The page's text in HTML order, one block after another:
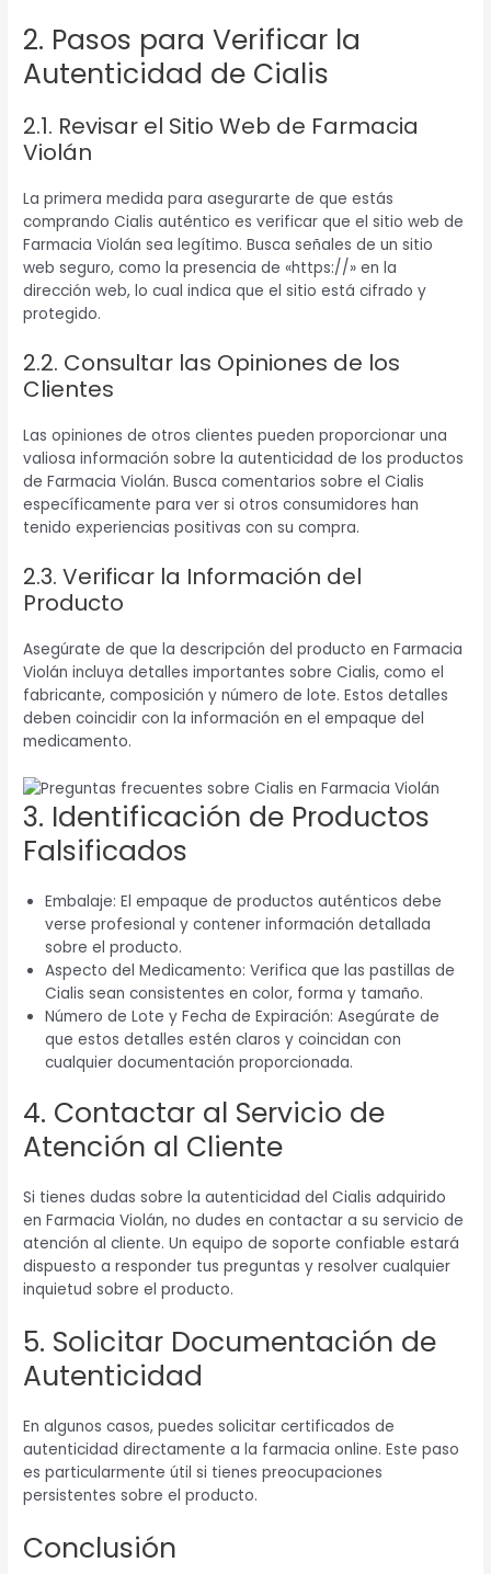
2. Pasos para Verificar la
Autenticidad de Cialis
2.1. Revisar el Sitio Web de Farmacia
Violán
La primera medida para asegurarte de que estás
comprando Cialis auténtico es verificar que el sitio web de
Farmacia Violán sea legítimo. Busca señales de un sitio
web seguro, como la presencia de «https://» en la
dirección web, lo cual indica que el sitio está cifrado y
protegido.
2.2. Consultar las Opiniones de los
Clientes
Las opiniones de otros clientes pueden proporcionar una
valiosa información sobre la autenticidad de los productos
de Farmacia Violán. Busca comentarios sobre el Cialis
específicamente para ver si otros consumidores han
tenido experiencias positivas con su compra.
2.3. Verificar la Información del
Producto
Asegúrate de que la descripción del producto en Farmacia
Violán incluya detalles importantes sobre Cialis, como el
fabricante, composición y número de lote. Estos detalles
deben coincidir con la información en el empaque del
medicamento.
3. Identificación de Productos
Falsificados
Embalaje: El empaque de productos auténticos debe
verse profesional y contener información detallada
sobre el producto.
Aspecto del Medicamento: Verifica que las pastillas de
Cialis sean consistentes en color, forma y tamaño.
Número de Lote y Fecha de Expiración: Asegúrate de
que estos detalles estén claros y coincidan con
cualquier documentación proporcionada.
4. Contactar al Servicio de
Atención al Cliente
Si tienes dudas sobre la autenticidad del Cialis adquirido
en Farmacia Violán, no dudes en contactar a su servicio de
atención al cliente. Un equipo de soporte confiable estará
dispuesto a responder tus preguntas y resolver cualquier
inquietud sobre el producto.
5. Solicitar Documentación de
Autenticidad
En algunos casos, puedes solicitar certificados de
autenticidad directamente a la farmacia online. Este paso
es particularmente útil si tienes preocupaciones
persistentes sobre el producto.
Conclusión